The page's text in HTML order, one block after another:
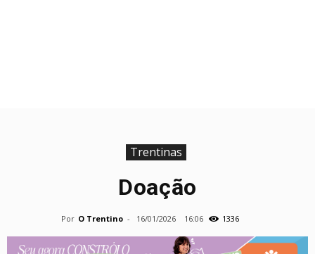
Trentinas
Doação
Por O Trentino - 16/01/2026 16:06 1336